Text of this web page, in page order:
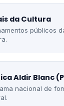
da Cultura
públicos
Aldir Blanc
nacional de